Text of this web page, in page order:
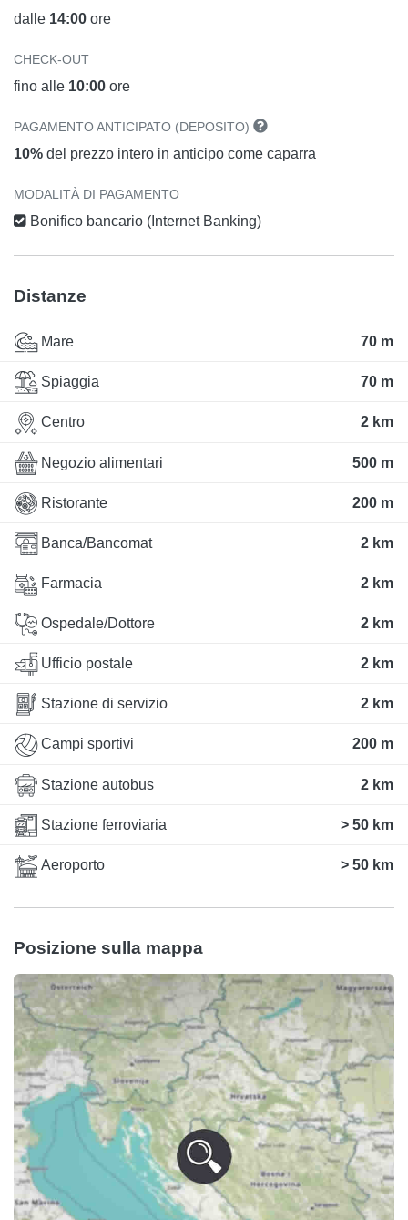
dalle 14:00 ore
CHECK-OUT
fino alle 10:00 ore
PAGAMENTO ANTICIPATO (DEPOSITO)
10% del prezzo intero in anticipo come caparra
MODALITÀ DI PAGAMENTO
Bonifico bancario (Internet Banking)
Distanze
Mare 70 m
Spiaggia 70 m
Centro 2 km
Negozio alimentari 500 m
Ristorante 200 m
Banca/Bancomat 2 km
Farmacia 2 km
Ospedale/Dottore 2 km
Ufficio postale 2 km
Stazione di servizio 2 km
Campi sportivi 200 m
Stazione autobus 2 km
Stazione ferroviaria > 50 km
Aeroporto > 50 km
Posizione sulla mappa